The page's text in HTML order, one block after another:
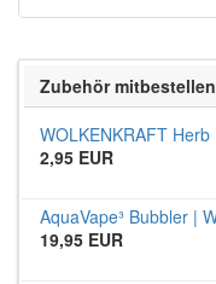
Zubehör
WOLKENKRAFT
2,95 EUR
AquaVape³ Bubbler |
19,95 EUR